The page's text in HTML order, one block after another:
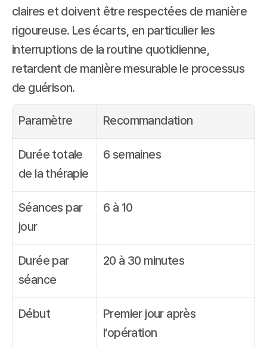
claires et doivent être respectées de manière
rigoureuse. Les écarts, en particulier les
interruptions de la routine quotidienne,
retardent de manière mesurable le processus
de guérison.
Paramètre Recommandation
Durée totale
de la thérapie
6 semaines
Séances par
jour
6 à 10
Durée par
séance
20 à 30 minutes
Début
Premier jour après
l’opération